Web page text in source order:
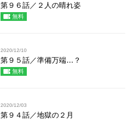
第９６話／２人の晴れ姿
無料
2020/12/10
第９５話／準備万端…？
無料
2020/12/03
第９４話／地獄の２月